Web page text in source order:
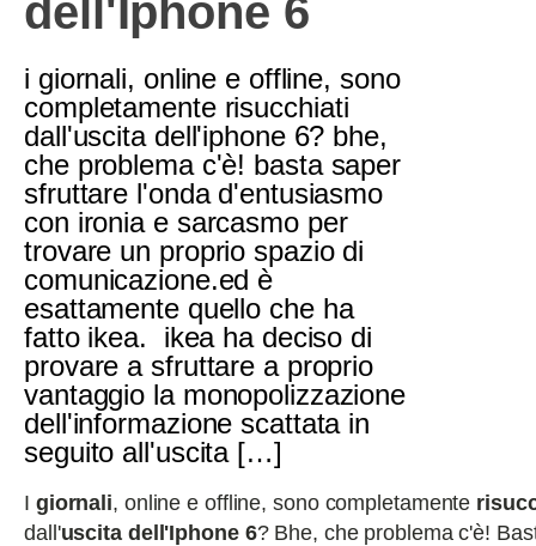
dell'Iphone 6
i giornali, online e offline, sono
completamente risucchiati
dall'uscita dell'iphone 6? bhe,
che problema c'è! basta saper
sfruttare l'onda d'entusiasmo
con ironia e sarcasmo per
trovare un proprio spazio di
comunicazione.ed è
esattamente quello che ha
fatto ikea. ikea ha deciso di
provare a sfruttare a proprio
vantaggio la monopolizzazione
dell'informazione scattata in
seguito all'uscita […]
I giornali, online e offline, sono completamente
dall'uscita dell'Iphone 6? Bhe, che problema c'è!